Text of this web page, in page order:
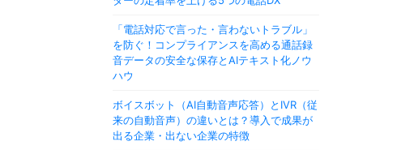
「電話対応で言った・言わないトラブル」
を防ぐ！コンプライアンスを高める通話録
音データの安全な保存とAIテキスト化ノウ
ハウ
ボイスボット（AI自動音声応答）とIVR（従
来の自動音声）の違いとは？導入で成果が
出る企業・出ない企業の特徴